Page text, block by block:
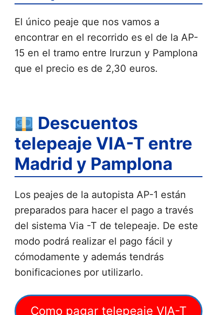
El único peaje que nos vamos a
encontrar en el recorrido es el de la AP-
15 en el tramo entre Irurzun y Pamplona
que el precio es de 2,30 euros.
Descuentos
telepeaje VIA-T entre
Madrid y Pamplona
Los peajes de la autopista AP-1 están
preparados para hacer el pago a través
del sistema Via -T de telepeaje. De este
modo podrá realizar el pago fácil y
cómodamente y además tendrás
bonificaciones por utilizarlo.
Como pagar telepeaje VIA-T